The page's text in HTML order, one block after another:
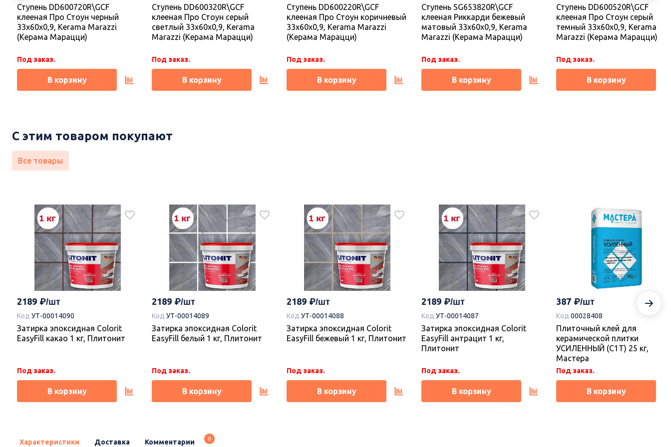
Под заказ.
В корзину
Под заказ.
В корзину
Под заказ.
В корзину
Под заказ.
В корзину
Под заказ.
В корзину
Ступень DD600720R\GCF
клееная Про Стоун черный
33x60x0,9, Kerama Marazzi
(Керама Марацци)
Под заказ.
В корзину
Ступень DD600320R\GCF
клееная Про Стоун серый
светлый 33x60x0,9, Kerama
Marazzi (Керама Марацци)
Под заказ.
В корзину
Ступень DD600220R\GCF
клееная Про Стоун коричневый
33x60x0,9, Kerama Marazzi
(Керама Марацци)
Под заказ.
В корзину
Ступень SG653820R\GCF
клееная Риккарди бежевый
матовый 33x60x0,9, Kerama
Marazzi (Керама Марацци)
Под заказ.
В корзину
Ступень DD600520R\GCF
клееная Про Стоун серый
темный 33x60x0,9, Kerama
Marazzi (Керама Марацци)
Под заказ.
В корзину
С этим товаром покупают
Все товары
2189
Код УТ-00014090
Затирка эпоксидная Colorit
EasyFill какао 1 кг, Плитонит
Под заказ.
В корзину
2189
Код УТ-00014089
Затирка эпоксидная Colorit
EasyFill белый 1 кг, Плитонит
Под заказ.
В корзину
2189
Код УТ-00014088
Затирка эпоксидная Colorit
EasyFill бежевый 1 кг, Плитонит
Под заказ.
В корзину
2189
Код УТ-00014087
Затирка эпоксидная Colorit
EasyFill антрацит 1 кг,
Плитонит
Под заказ.
В корзину
387
Код 00028408
Плиточный клей для
керамической плитки
УСИЛЕННЫЙ (С1Т) 25 кг,
Мастера
Под заказ.
В корзину
Характеристики Доставка Комментарии 0